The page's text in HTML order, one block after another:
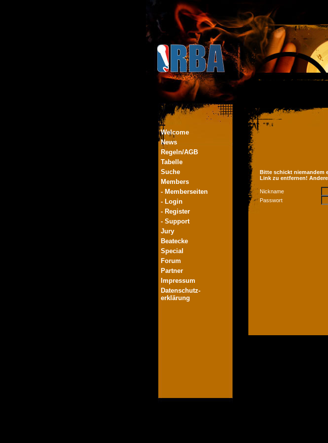
Welcome
News
Regeln/AGB
Tabelle
Suche
Members
- Memberseiten
- Login
- Register
- Support
Jury
Beatecke
Special
Forum
Partner
Impressum
Datenschutz-
erklärung
Bitte schickt niemandem
Link zu entfernen!
Nickname
Passwort